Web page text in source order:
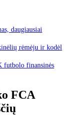
daugiausiai
rėmėju ir kodėl
futbolo finansinės
FCA